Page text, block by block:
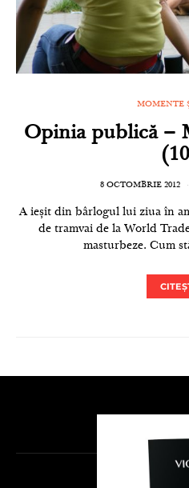
MOMENTE
Opinia publică –
8 OCTOMBRIE 2012
A ieșit din bârlogul lui ziua în
de tramvai de la World
masturbeze. Cum